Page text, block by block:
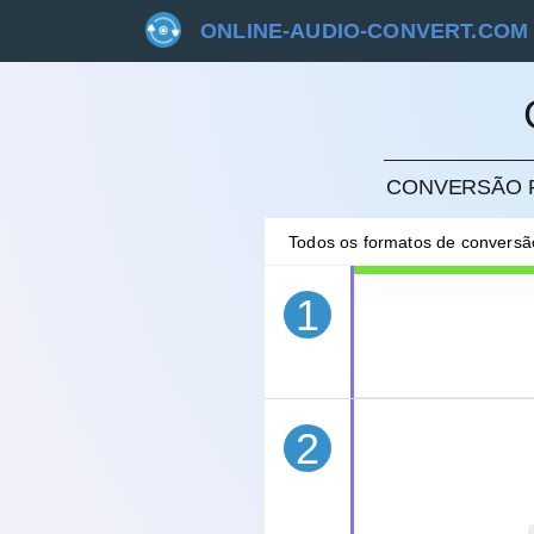
ONLINE-AUDIO-CONVERT.COM
CONVERSÃO
Todos os formatos de
1
2